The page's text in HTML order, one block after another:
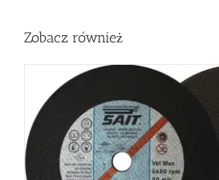
Zobacz również